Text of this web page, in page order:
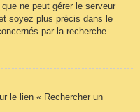
ne peut gérer le serveur
soyez plus précis dans le
par la recherche.
le lien « Rechercher un